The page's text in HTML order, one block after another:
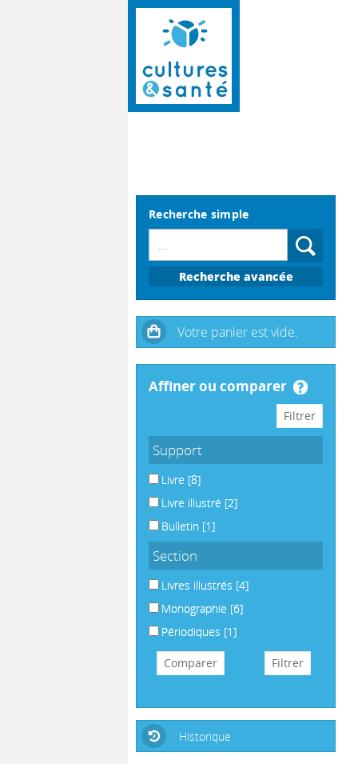
Recherche simple
Recherche avancée
affiner ou comparer
Support
Livre [8]
Livre illustré [2]
Bulletin [1]
Section
Livres illustrés [4]
Monographie [6]
Périodiques [1]
Historique